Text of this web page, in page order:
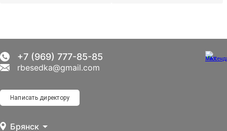
Брянск
Написать директору
+7 (969) 777-85-85
rbesedka@gmail.com